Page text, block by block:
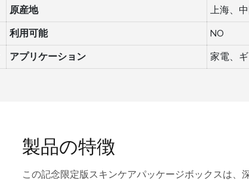
原産地 上海、
利用可能 NO
アプリケーション 家電、
製品の特徴
この記念限定版スキンケアパッケージボックスは、